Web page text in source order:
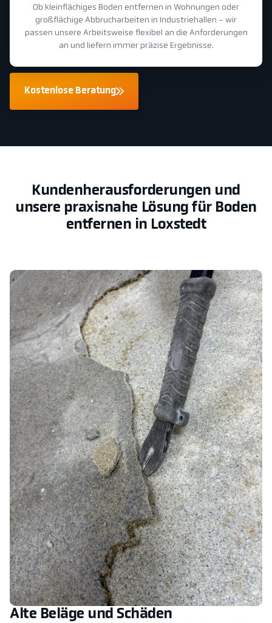
Ob kleinflächiges Boden entfernen in Wohnungen oder
großflächige Abbrucharbeiten in Industriehallen - wir
passen unsere Arbeitsweise flexibel an die Anforderungen
an und liefern immer präzise Ergebnisse.
Kostenlose Beratung
Kundenherausforderungen und
unsere praxisnahe Lösung für Boden
entfernen in Loxstedt
Alte Beläge und Schäden